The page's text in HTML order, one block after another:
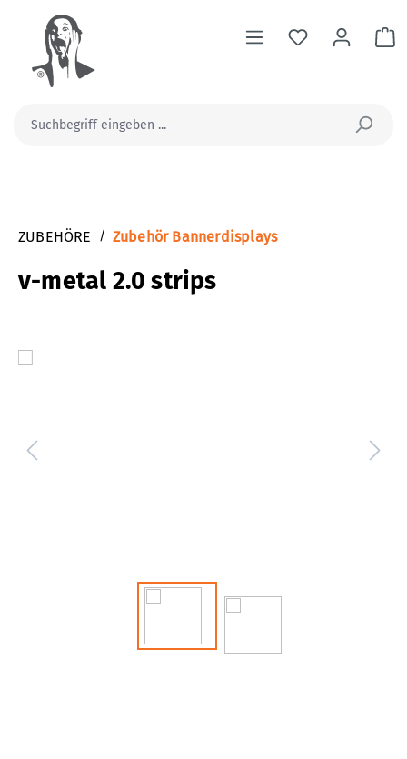
springen
ZUBEHÖRE / Zubehör Bannerdisplays
v-metal 2.0 strips